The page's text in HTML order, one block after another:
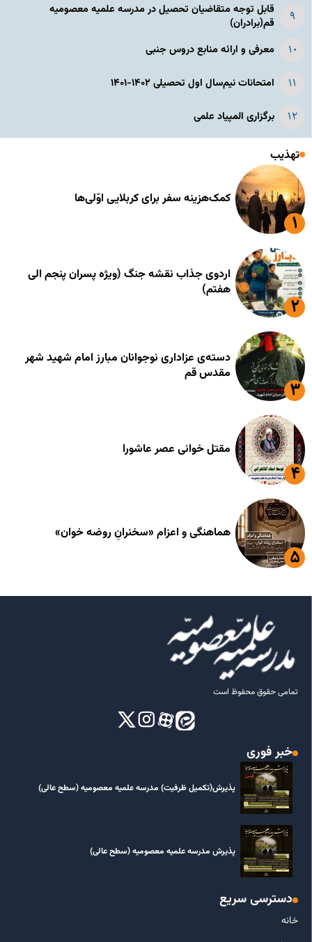
قابل توجه متقاضیان تحصیل در مدرسه علمیه معصومیه
قم(برادران)
معرفی و ارائه منابع دروس جنبی
امتحانات نیم‌سال اول تحصیلی ۱۴۰۲-۱۴۰۱
برگزاری المپیاد علمی
تهذیب
کمک‌هزینه سفر برای کربلایی اوّلی‌ها
اردوی جذاب نقشه جنگ (ویژه پسران پنجم الی
هفتم)
دسته‌ی عزاداری نوجوانان مبارز امام شهید شهر
مقدس قم
مقتل خوانی عصر عاشورا
هماهنگی و اعزام «سخنرانِ روضه خوان»
تمامی حقوق محفوظ است
خبر فوری
پذیرش(تکمیل ظرفیت) مدرسه علمیه معصومیه‌ (سطح عالی)
پذیرش مدرسه علمیه معصومیه‌ (سطح عالی)
دسترسی سریع
خانه